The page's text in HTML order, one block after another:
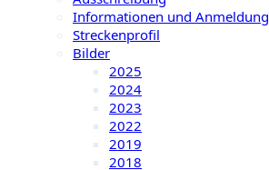
Informationen und Anmeldung
Streckenprofil
Bilder
2025
2024
2023
2022
2019
2018